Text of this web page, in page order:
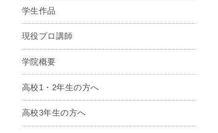
学生作品
現役プロ講師
学院概要
高校1・2年生の方へ
高校3年生の方へ